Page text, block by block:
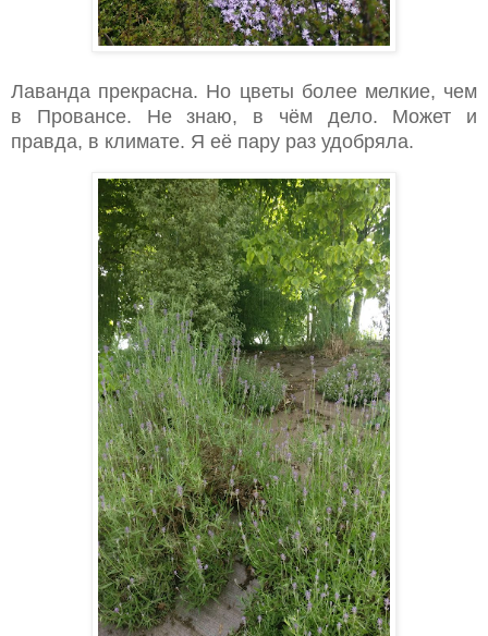
Лаванда прекрасна. Но цветы более мелкие, чем
в Провансе. Не знаю, в чём дело. Может и
правда, в климате. Я её пару раз удобряла.